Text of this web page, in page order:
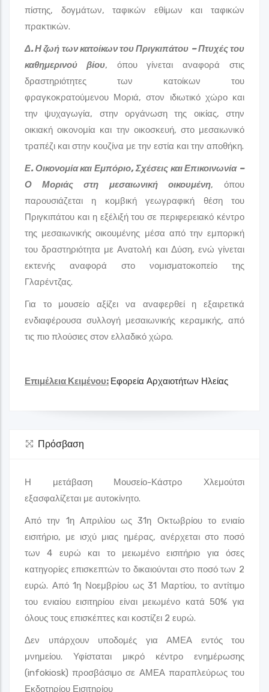
πίστης, δογμάτων, ταφικών εθίμων και ταφικών
πρακτικών.
Δ. Η ζωή των κατοίκων του Πριγκιπάτου – Πτυχές του
καθημερινού βίου, όπου γίνεται αναφορά στις
δραστηριότητες των κατοίκων του
φραγκοκρατούμενου Μοριά, στον ιδιωτικό χώρο και
την ψυχαγωγία, στην οργάνωση της οικίας, στην
οικιακή οικονομία και την οικοσκευή, στο μεσαιωνικό
τραπέζι και στην κουζίνα με την εστία και την αποθήκη.
Ε. Οικονομία και Εμπόριο, Σχέσεις και Επικοινωνία –
Ο Μοριάς στη μεσαιωνική οικουμένη, όπου
παρουσιάζεται η κομβική γεωγραφική θέση του
Πριγκιπάτου και η εξέλιξή του σε περιφερειακό κέντρο
της μεσαιωνικής οικουμένης μέσα από την εμπορική
του δραστηριότητα με Ανατολή και Δύση, ενώ γίνεται
εκτενής αναφορά στο νομισματοκοπείο της
Γλαρέντζας.
Για το μουσείο αξίζει να αναφερθεί η εξαιρετικά
ενδιαφέρουσα συλλογή μεσαιωνικής κεραμικής, από
τις πιο πλούσιες στον ελλαδικό χώρο.
Επιμέλεια Κειμένου: Εφορεία Αρχαιοτήτων Ηλείας
Πρόσβαση
Η μετάβαση Μουσείο-Κάστρο Χλεμούτσι
εξασφαλίζεται με αυτοκίνητο.
Από την 1η Απριλίου ως 31η Οκτωβρίου το ενιαίο
εισιτήριο, με ισχύ μιας ημέρας, ανέρχεται στο ποσό
των 4 ευρώ και το μειωμένο εισιτήριο για όσες
κατηγορίες επισκεπτών το δικαιούνται στο ποσό των 2
ευρώ. Από 1η Νοεμβρίου ως 31 Μαρτίου, το αντίτιμο
του ενιαίου εισιτηρίου είναι μειωμένο κατά 50% για
όλους τους επισκέπτες και κοστίζει 2 ευρώ.
Δεν υπάρχουν υποδομές για ΑΜΕΑ εντός του
μνημείου. Υφίσταται μικρό κέντρο ενημέρωσης
(infokiosk) προσβάσιμο σε ΑΜΕΑ παραπλεύρως του
Εκδοτηρίου Εισιτηρίου